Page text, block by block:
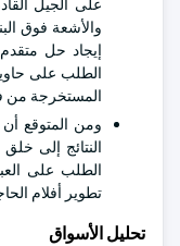
على الجيل
والأشعة فوق
إيجاد حل
الطلب على
المستخرجة من
ومن المتوقع أن
النتائج إلى
الطلب على
تطوير أفلام
تحليل الأسواق